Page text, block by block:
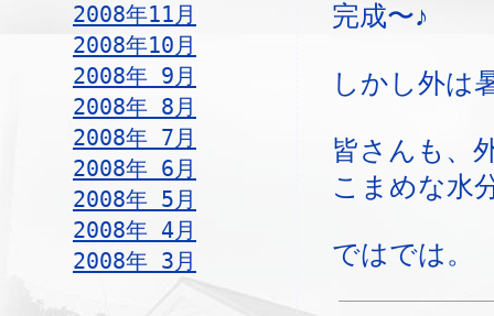
2008年11月
2008年10月
2008年 9月
2008年 8月
2008年 7月
2008年 6月
2008年 5月
2008年 4月
2008年 3月
完成〜♪
しかし外は
皆さんも、
こまめな水
ではでは。